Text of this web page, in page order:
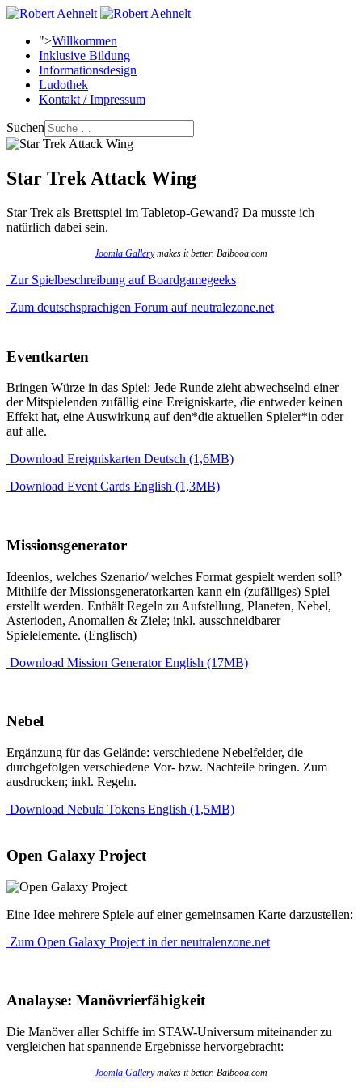
">Willkommen
Inklusive Bildung
Informationsdesign
Ludothek
Kontakt / Impressum
Suchen
Star Trek Attack Wing
Star Trek als Brettspiel im Tabletop-Gewand? Da musste ich
natürlich dabei sein.
Joomla Gallerymakes it better. Balbooa.com
Zur Spielbeschreibung auf Boardgamegeeks
Zum deutschsprachigen Forum auf neutralezone.net
Eventkarten
Bringen Würze in das Spiel: Jede Runde zieht abwechselnd einer
der Mitspielenden zufällig eine Ereigniskarte, die entweder keinen
Effekt hat, eine Auswirkung auf den*die aktuellen Spieler*in oder
auf alle.
Download Ereigniskarten Deutsch (1,6MB)
Download Event Cards English (1,3MB)
Missionsgenerator
Ideenlos, welches Szenario/ welches Format gespielt werden soll?
Mithilfe der Missionsgeneratorkarten kann ein (zufälliges) Spiel
erstellt werden. Enthält Regeln zu Aufstellung, Planeten, Nebel,
Asterioden, Anomalien & Ziele; inkl. ausschneidbarer
Spielelemente. (Englisch)
Download Mission Generator English (17MB)
Nebel
Ergänzung für das Gelände: verschiedene Nebelfelder, die
durchgefolgen verschiedene Vor- bzw. Nachteile bringen. Zum
ausdrucken; inkl. Regeln.
Download Nebula Tokens English (1,5MB)
Open Galaxy Project
Eine Idee mehrere Spiele auf einer gemeinsamen Karte darzustellen:
Zum Open Galaxy Project in der neutralenzone.net
Analayse: Manövrierfähigkeit
Die Manöver aller Schiffe im STAW-Universum miteinander zu
vergleichen hat spannende Ergebnisse hervorgebracht:
Joomla Gallerymakes it better. Balbooa.com